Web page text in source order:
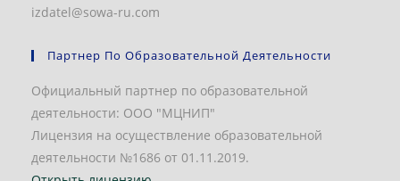
izdatel@sowa-ru.com
Партнер По Образовательной Деятельности
Официальный партнер по образовательной
деятельности: ООО "МЦНИП"
Лицензия на осуществление образовательной
деятельности №1686 от 01.11.2019.